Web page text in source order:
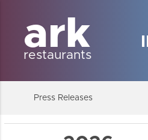
ark
restaurants
Press Releases